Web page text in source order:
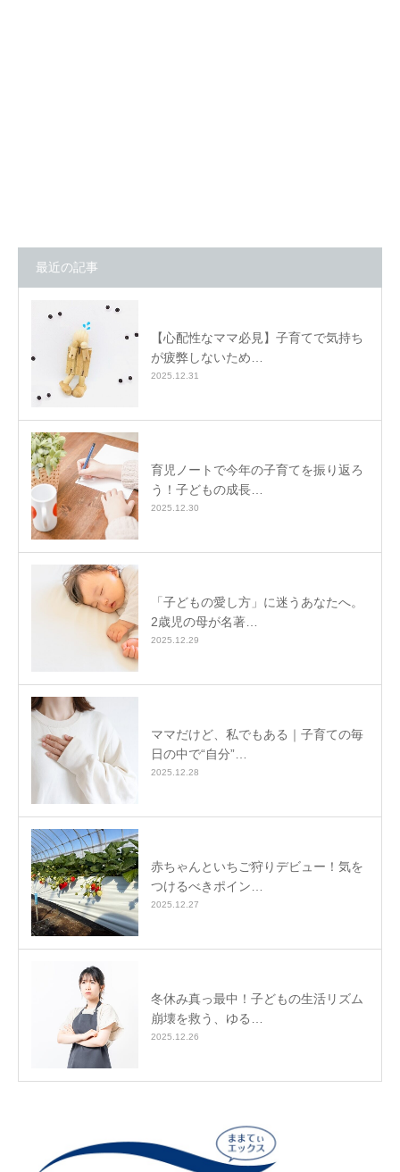
最近の記事
【心配性なママ必見】子育てで気持ち
が疲弊しないため…
2025.12.31
育児ノートで今年の子育てを振り返ろ
う！子どもの成長…
2025.12.30
「子どもの愛し方」に迷うあなたへ。
2歳児の母が名著…
2025.12.29
ママだけど、私でもある｜子育ての毎
日の中で“自分”…
2025.12.28
赤ちゃんといちご狩りデビュー！気を
つけるべきポイン…
2025.12.27
冬休み真っ最中！子どもの生活リズム
崩壊を救う、ゆる…
2025.12.26